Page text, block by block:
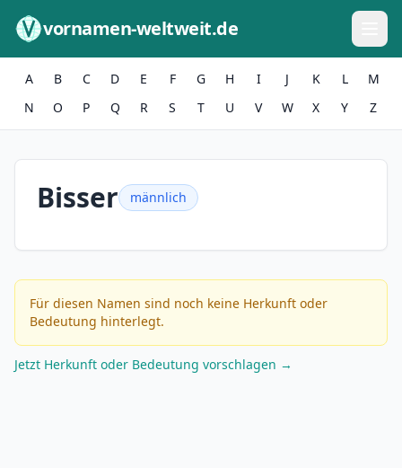
vornamen-weltweit.de
A B C D E F G H I J K L
M
N
O P Q R S T U V W X Y Z
Bisser männlich
Für diesen Namen sind noch keine Herkunft oder
Bedeutung hinterlegt.
Jetzt Herkunft oder Bedeutung vorschlagen →